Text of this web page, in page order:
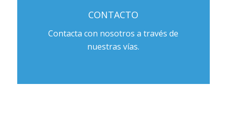
CONTACTO
Contacta con nosotros a través de
nuestras vías.